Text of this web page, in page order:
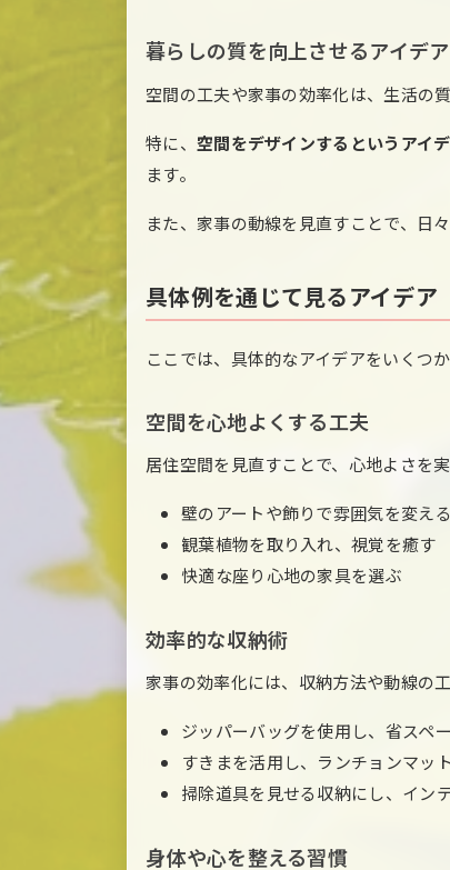
暮らしの質を向上させるアイデア
空間の工夫や家事の効率化は、生活の
特に、 空間をデザインするというアイ
ます。
また、家事の動線を見直すことで、日
具体例を通じて見るアイデア
ここでは、具体的なアイデアをいくつか
空間を心地よくする工夫
居住空間を見直すことで、心地よさを
壁のアートや飾りで雰囲気を変える
観葉植物を取り入れ、視覚を癒す
快適な座り心地の家具を選ぶ
効率的な収納術
家事の効率化には、収納方法や動線の工
ジッパーバッグを使用し、省スペ
すきまを活用し、ランチョンマッ
掃除道具を見せる収納にし、イン
身体や心を整える習慣